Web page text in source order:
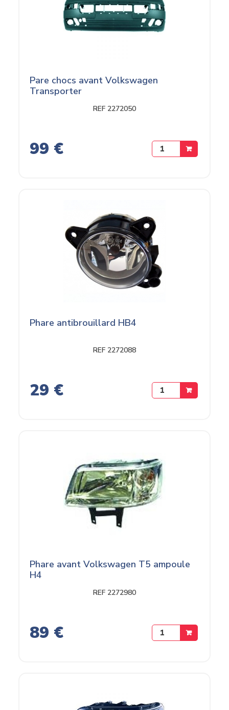
Pare chocs avant Volkswagen
Transporter
REF 2272050
99 €
Phare antibrouillard HB4
REF 2272088
29 €
Phare avant Volkswagen T5 ampoule
H4
REF 2272980
89 €